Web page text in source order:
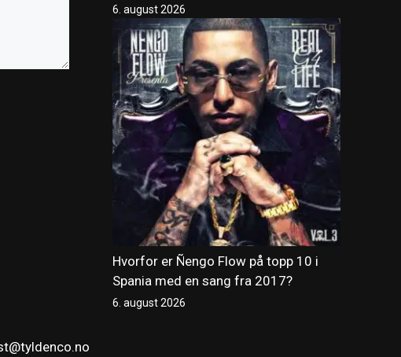
6. august 2026
Hvorfor er Ñengo Flow på topp 10 i
Spania med en sang fra 2017?
6. august 2026